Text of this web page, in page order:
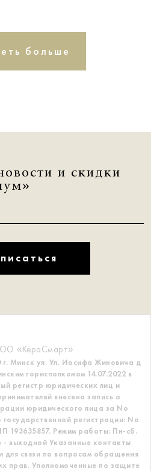
больше
и скидки
«КераСмарт».
Минск ул. Ул. Иосифа Жиновича д
горисполкомом 14.07.2022 в
регистр юридических лиц и
внесена запись о
юридического лица за No
государственной регистрации: No
193635857. Режим работы: Пн-сб.
- выходной Указанные контакты
для связи по вопросам обращения
прав. Уполномоченные по защите